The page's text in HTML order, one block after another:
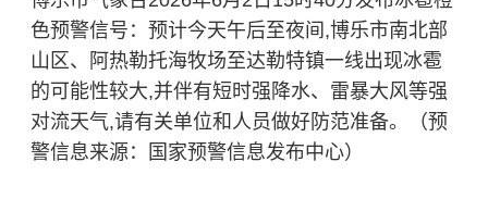
色预警信号：预计今天午后至夜间,博乐市南北部
山区、阿热勒托海牧场至达勒特镇一线出现冰雹
的可能性较大,并伴有短时强降水、雷暴大风等强
对流天气,请有关单位和人员做好防范准备。（预
警信息来源：国家预警信息发布中心）